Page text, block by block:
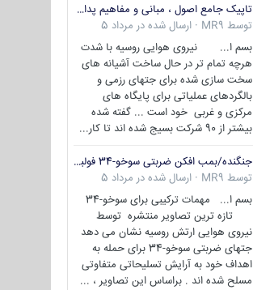
تاپیک جامع اصول ، مبانی و مفاهیم پدافند غیر عامل
توسط MR9
· ارسال شده در مرداد 5
بسم ا... نیروی هوایی روسیه با شدت
هرچه تمام تر در حال ساخت آشیانه های
سخت سازی شده برای جتهای رزمی و
بالگردهای عملیاتی برای پایگاه های
مرکزی و غربی خود است ... گفته شده
بیشتر از 90 شرکت بسیج شده اند تا کار...
جنگنده/بمب افکن ضربتی سوخو-34 فولبک ( Sukhoi Su-34/Fullback)
توسط MR9
· ارسال شده در مرداد 5
بسم ا... مهمات ترکیبی برای سوخو-34
تازه ترین تصاویر منتشره توسط
نیروی هوایی ارتش روسیه نشان می دهد
جتهای ضربتی سوخو-34 برای حمله به
اهداف خود به آرایش تسلیحاتی متفاوتی
مسلح شده اند . براساس این تصاویر ، ...